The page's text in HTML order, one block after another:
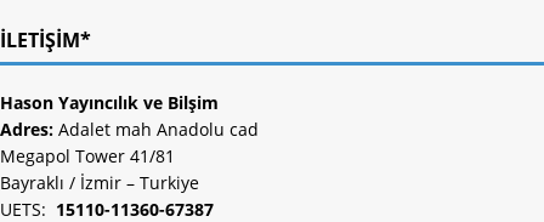
İLETIŞIM*
Hason Yayıncılık ve Bilşim
Adres: Adalet mah Anadolu cad
Megapol Tower 41/81
Bayraklı / İzmir – Turkiye
UETS: 15110-11360-67387